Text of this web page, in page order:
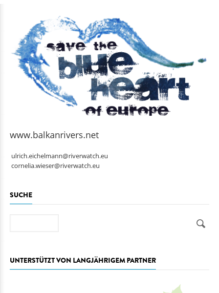
www.balkanrivers.net
ulrich.eichelmann@riverwatch.eu
cornelia.wieser@riverwatch.eu
SUCHE
UNTERSTÜTZT VON LANGJÄHRIGEM PARTNER